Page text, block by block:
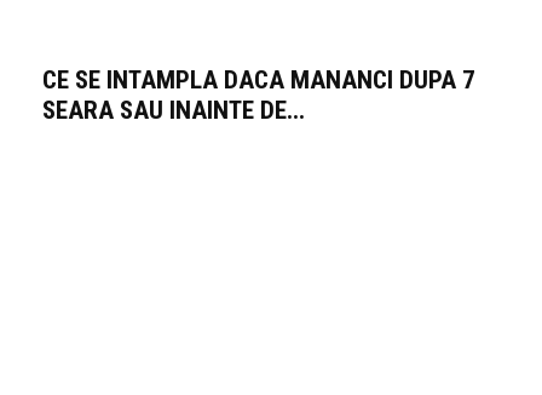
CE SE INTAMPLA DACA MANANCI DUPA 7
SEARA SAU INAINTE DE...